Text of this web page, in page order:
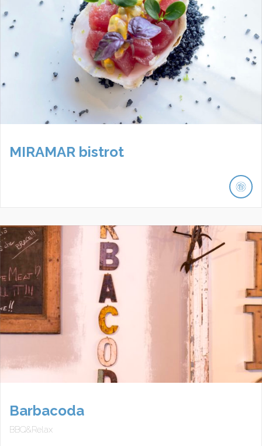
MIRAMAR bistrot
Barbacoda
BBQ&Relax